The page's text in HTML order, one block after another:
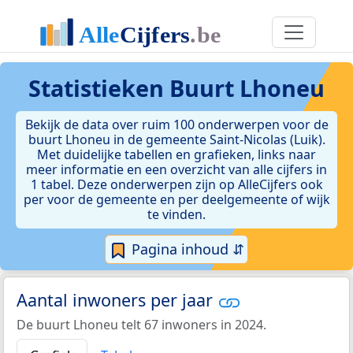
Statistieken Buurt Lhoneu
Bekijk de data over ruim 100 onderwerpen voor de
buurt Lhoneu in de gemeente Saint-Nicolas (Luik).
Met duidelijke tabellen en grafieken, links naar
meer informatie en een overzicht van alle cijfers in
1 tabel. Deze onderwerpen zijn op AlleCijfers ook
per voor de gemeente en per deelgemeente of wijk
te vinden.
Pagina inhoud ⇵
Aantal inwoners per jaar
De buurt Lhoneu telt 67 inwoners in 2024.